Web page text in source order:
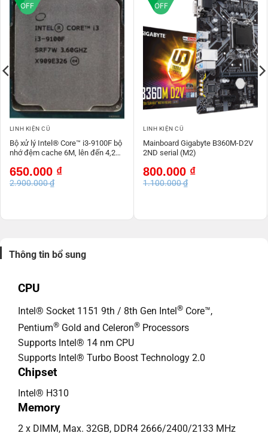
OFF
LINH KIỆN CŨ
Bộ xử lý Intel® Core™ i3-9100F bộ
nhớ đệm cache 6M, lên đến 4,20
2.900.000₫
Giá
gốc
là:
650.000 ₫
Giá
hiện
tại
OFF
LINH KIỆN CŨ
Mainboard Gigabyte B360M-D2V
2ND serial (M2)
1.100.000₫
Giá
gốc
là:
800.000 ₫
Giá
hiện
tại
Thông tin bổ sung
CPU
Intel® Socket 1151 9th / 8th Gen Intel® Core™,
Pentium® Gold and Celeron® Processors
Supports Intel® 14 nm CPU
Supports Intel® Turbo Boost Technology 2.0
Chipset
Intel® H310
Memory
2 x DIMM, Max. 32GB, DDR4 2666/2400/2133 MHz